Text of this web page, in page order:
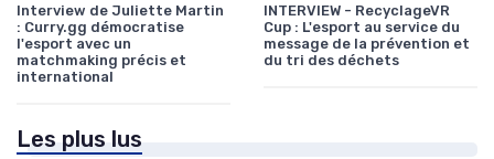
Interview de Juliette Martin
: Curry.gg démocratise
l'esport avec un
matchmaking précis et
international
INTERVIEW - RecyclageVR
Cup : L'esport au service du
message de la prévention et
du tri des déchets
Les plus lus